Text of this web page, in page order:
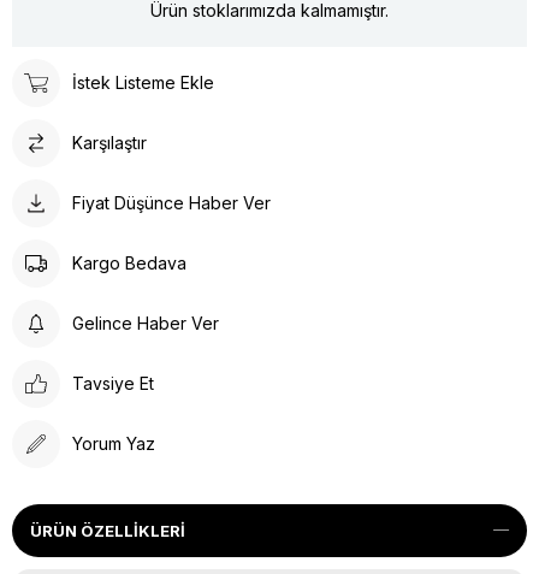
Ürün stoklarımızda kalmamıştır.
İstek Listeme Ekle
Karşılaştır
Fiyat Düşünce Haber Ver
Kargo Bedava
Gelince Haber Ver
Tavsiye Et
Yorum Yaz
ÜRÜN ÖZELLIKLERI